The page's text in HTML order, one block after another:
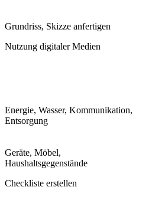
Grundriss, Skizze anfertigen
Nutzung digitaler Medien
Energie, Wasser, Kommunikation,
Entsorgung
Geräte, Möbel,
Haushaltsgegenstände
Checkliste erstellen